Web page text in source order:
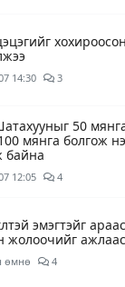
14:30 3
50
мянга болгож
байна
12:05 4
эмэгтэйг
жолоочийг
өмнө 4